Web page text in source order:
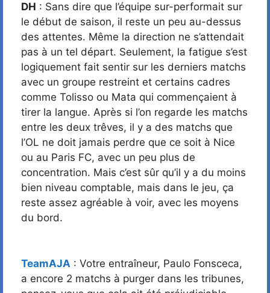
DH : Sans dire que l’équipe sur-performait sur
le début de saison, il reste un peu au-dessus
des attentes. Même la direction ne s’attendait
pas à un tel départ. Seulement, la fatigue s’est
logiquement fait sentir sur les derniers matchs
avec un groupe restreint et certains cadres
comme Tolisso ou Mata qui commençaient à
tirer la langue. Après si l’on regarde les matchs
entre les deux trêves, il y a des matchs que
l’OL ne doit jamais perdre que ce soit à Nice
ou au Paris FC, avec un peu plus de
concentration. Mais c’est sûr qu’il y a du moins
bien niveau comptable, mais dans le jeu, ça
reste assez agréable à voir, avec les moyens
du bord.
TeamAJA : Votre entraîneur, Paulo Fonsceca,
a encore 2 matchs à purger dans les tribunes,